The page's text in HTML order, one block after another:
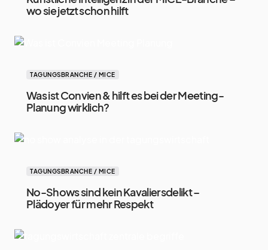
wo sie jetzt schon hilft
TAGUNGSBRANCHE / MICE
Was ist Convien & hilft es bei der Meeting-
Planung wirklich?
TAGUNGSBRANCHE / MICE
No-Shows sind kein Kavaliersdelikt –
Plädoyer für mehr Respekt